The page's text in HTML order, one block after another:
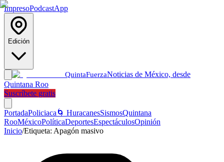
ImpresoPodcastApp
Edición
QuintaFuerzaNoticias de México, desde
Quintana Roo
Suscríbete gratis
PortadaPoliciaca 🌀 HuracanesSismosQuintana
RooMéxicoPolíticaDeportesEspectáculosOpinión
Inicio/Etiqueta: Apagón masivo